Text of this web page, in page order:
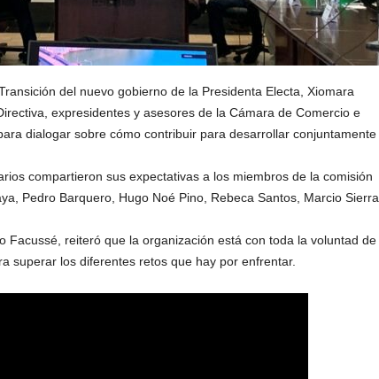
del nuevo gobierno de la Presidenta Electa, Xiomara
expresidentes y asesores de la Cámara de Comercio e
dialogar sobre cómo contribuir para desarrollar conjuntamente
compartieron sus expectativas a los miembros de la comisión
Pedro Barquero, Hugo Noé Pino, Rebeca Santos, Marcio Sierra
Facussé, reiteró que la organización está con toda la voluntad de
superar los diferentes retos que hay por enfrentar.